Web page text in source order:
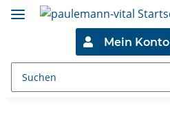
Mein Konto